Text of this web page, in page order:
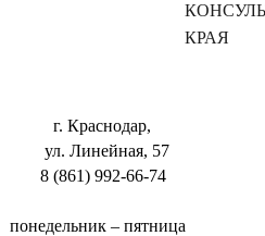
КРАЯ
г. Краснодар,
ул. Линейная, 57
8 (861) 992-66-74
понедельник – пятница